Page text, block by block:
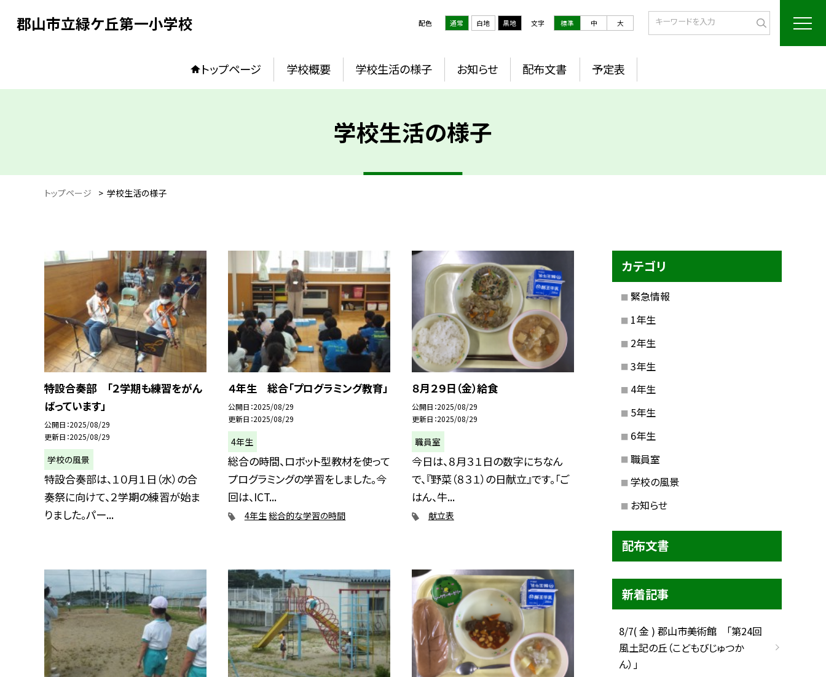
郡山市立緑ケ丘第一小学校 配色 通常 白地 黒地 文字 標準 中 大
トップページ 学校概要 学校生活の様子 お知らせ 配布文書 予定表
学校生活の様子
トップページ > 学校生活の様子
特設合奏部 「２学期も練習をがん
ばっています」
公開日 2025/08/29
更新日 2025/08/29
学校の風景
特設合奏部は、１０月１日（水）の合
奏祭に向けて、２学期の練習が始ま
りました。パー...
４年生 総合「プログラミング教育」
公開日 2025/08/29
更新日 2025/08/29
4年生
総合の時間、ロボット型教材を使って
プログラミングの学習をしました。今
回は、ICT...
4年生総合的な学習の時間
８月２９日（金）給食
公開日 2025/08/29
更新日 2025/08/29
職員室
今日は、８月３１日の数字にちなん
で、『野菜（８３１）の日献立』です。「ご
はん、牛...
献立表
カテゴリ
緊急情報
1年生
2年生
3年生
4年生
5年生
6年生
職員室
学校の風景
お知らせ
配布文書
新着記事
8/7( 金 ) 郡山市美術館 「第24回
風土記の丘（こどもびじゅつか
ん）」